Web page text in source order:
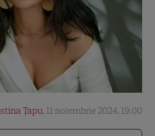
Țapu, 11 noiembrie 2024, 19:00